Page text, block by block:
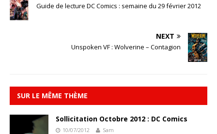
Guide de lecture DC Comics : semaine du 29 février 2012
NEXT
Unspoken VF : Wolverine – Contagion
SUR LE MÊME THÈME
Sollicitation Octobre 2012 : DC Comics
10/07/2012 Sam